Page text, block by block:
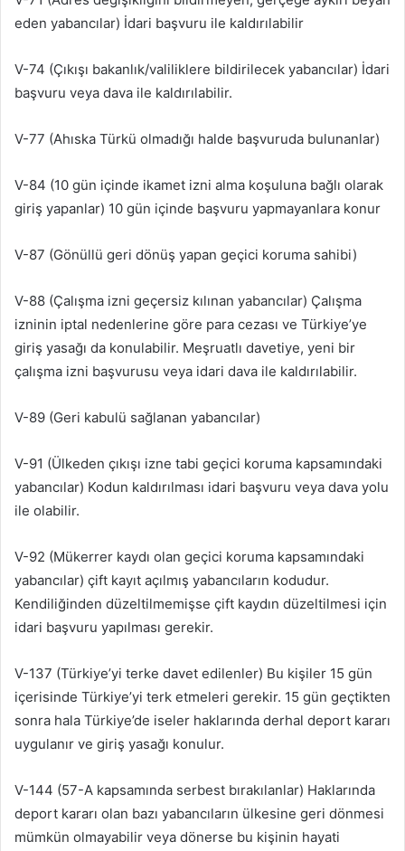
eden yabancılar) İdari başvuru ile kaldırılabilir
V-74 (Çıkışı bakanlık/valiliklere bildirilecek yabancılar) İdari
başvuru veya dava ile kaldırılabilir.
V-77 (Ahıska Türkü olmadığı halde başvuruda bulunanlar)
V-84 (10 gün içinde ikamet izni alma koşuluna bağlı olarak
giriş yapanlar) 10 gün içinde başvuru yapmayanlara konur
V-87 (Gönüllü geri dönüş yapan geçici koruma sahibi)
V-88 (Çalışma izni geçersiz kılınan yabancılar) Çalışma
izninin iptal nedenlerine göre para cezası ve Türkiye’ye
giriş yasağı da konulabilir. Meşruatlı davetiye, yeni bir
çalışma izni başvurusu veya idari dava ile kaldırılabilir.
V-89 (Geri kabulü sağlanan yabancılar)
V-91 (Ülkeden çıkışı izne tabi geçici koruma kapsamındaki
yabancılar) Kodun kaldırılması idari başvuru veya dava yolu
ile olabilir.
V-92 (Mükerrer kaydı olan geçici koruma kapsamındaki
yabancılar) çift kayıt açılmış yabancıların kodudur.
Kendiliğinden düzeltilmemişse çift kaydın düzeltilmesi için
idari başvuru yapılması gerekir.
V-137 (Türkiye’yi terke davet edilenler) Bu kişiler 15 gün
içerisinde Türkiye’yi terk etmeleri gerekir. 15 gün geçtikten
sonra hala Türkiye’de iseler haklarında derhal deport kararı
uygulanır ve giriş yasağı konulur.
V-144 (57-A kapsamında serbest bırakılanlar) Haklarında
deport kararı olan bazı yabancıların ülkesine geri dönmesi
mümkün olmayabilir veya dönerse bu kişinin hayati